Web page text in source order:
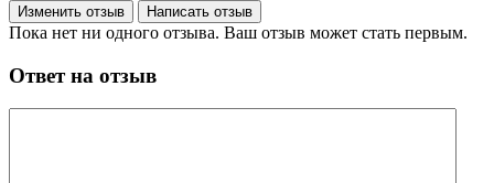
Пока нет ни одного отзыва. Ваш отзыв может стать первым.
Ответ на отзыв